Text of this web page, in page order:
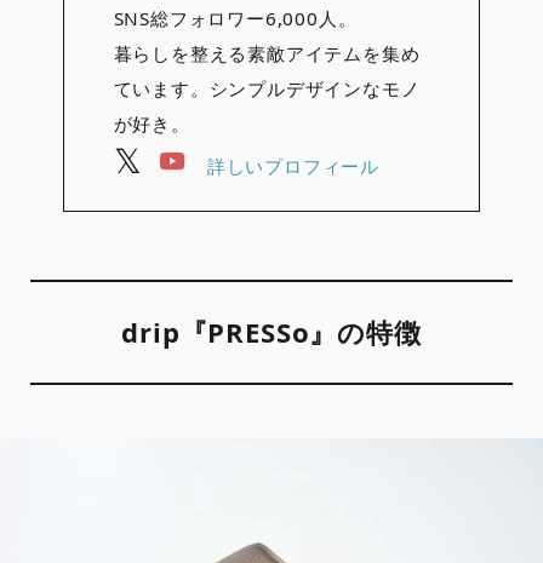
SNS総フォロワー6,000人。
暮らしを整える素敵アイテムを集め
ています。シンプルデザインなモノ
が好き。
詳しいプロフィール
drip『PRESSo』の特徴